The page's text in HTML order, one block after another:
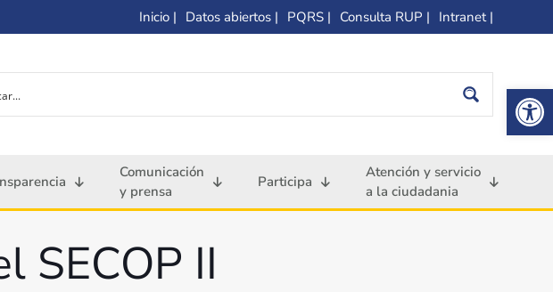
Inicio | Datos abiertos | PQRS | Consulta RUP | Intranet |
Comunicación
y prensa
Participa
Atención y servicio
a la ciudadania
SECOP II